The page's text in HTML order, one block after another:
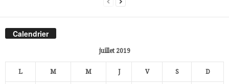
Calendrier
juillet 2019
L M M J V S D